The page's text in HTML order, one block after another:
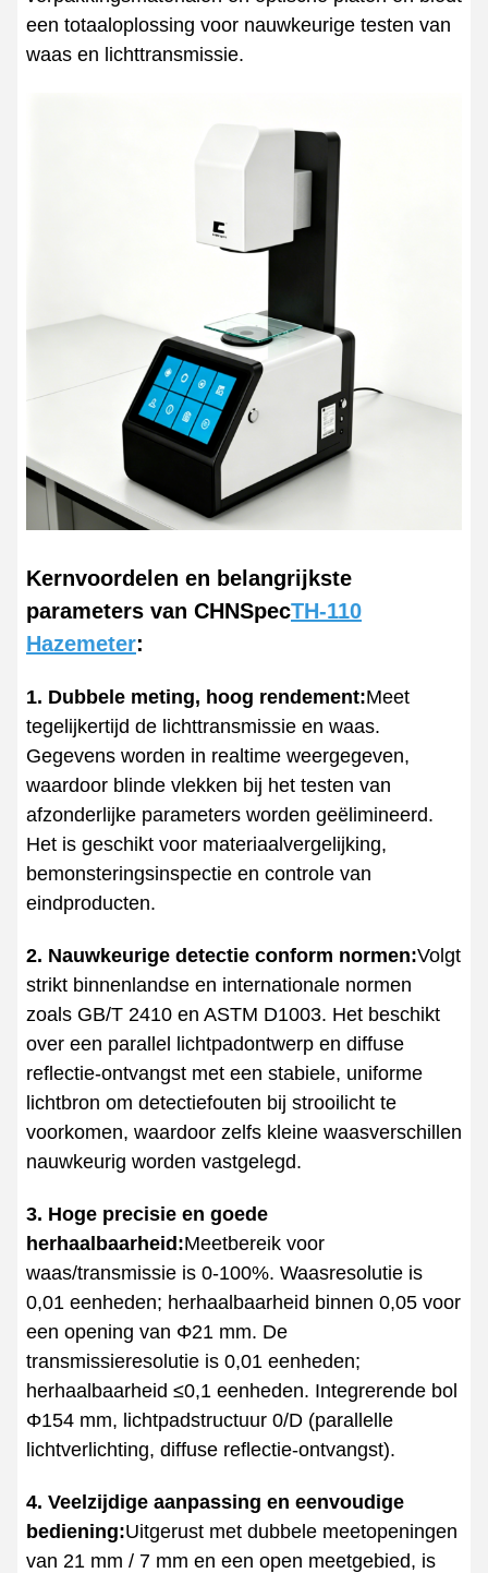
een totaaloplossing voor nauwkeurige testen van
waas en lichttransmissie.
Kernvoordelen en belangrijkste
parameters van CHNSpecTH-110
Hazemeter:
1. Dubbele meting, hoog rendement:Meet
tegelijkertijd de lichttransmissie en waas.
Gegevens worden in realtime weergegeven,
waardoor blinde vlekken bij het testen van
afzonderlijke parameters worden geëlimineerd.
Het is geschikt voor materiaalvergelijking,
bemonsteringsinspectie en controle van
eindproducten.
2. Nauwkeurige detectie conform normen:Volgt
strikt binnenlandse en internationale normen
zoals GB/T 2410 en ASTM D1003. Het beschikt
over een parallel lichtpadontwerp en diffuse
reflectie-ontvangst met een stabiele, uniforme
lichtbron om detectiefouten bij strooilicht te
voorkomen, waardoor zelfs kleine waasverschillen
nauwkeurig worden vastgelegd.
3. Hoge precisie en goede
herhaalbaarheid:Meetbereik voor
waas/transmissie is 0-100%. Waasresolutie is
0,01 eenheden; herhaalbaarheid binnen 0,05 voor
een opening van Φ21 mm. De
transmissieresolutie is 0,01 eenheden;
herhaalbaarheid ≤0,1 eenheden. Integrerende bol
Φ154 mm, lichtpadstructuur 0/D (parallelle
lichtverlichting, diffuse reflectie-ontvangst).
4. Veelzijdige aanpassing en eenvoudige
bediening:Uitgerust met dubbele meetopeningen
van 21 mm / 7 mm en een open meetgebied, is